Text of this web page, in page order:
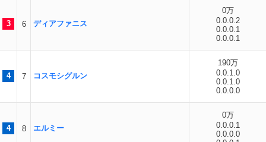
3 6 ディアファニス
0万
0.0.0.2
0.0.0.1
0.0.0.1
4 7 コスモシグルン
190万
0.0.1.0
0.0.1.0
0.0.0.0
4 8 エルミー
0万
0.0.0.1
0.0.0.0